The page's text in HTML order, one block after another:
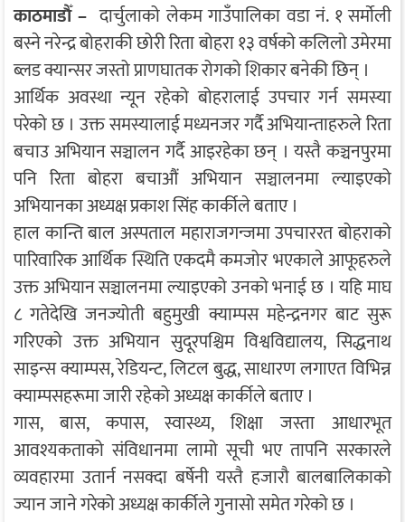
काठमाडाैँ – दार्चुलाको लेकम गाउँपालिका वडा नं. १ सर्माेली
बस्ने नरेन्द्र बोहराकी छोरी रिता बोहरा १३ वर्षको कलिलो उमेरमा
ब्लड क्यान्सर जस्तो प्राणघातक रोगको शिकार बनेकी छिन् ।
आर्थिक अवस्था न्यून रहेको बोहरालाई उपचार गर्न समस्या
परेको छ । उक्त समस्यालाई मध्यनजर गर्दै अभियान्ताहरुले रिता
बचाउ अभियान सञ्चालन गर्दै आइरहेका छन् । यस्तै कञ्चनपुरमा
पनि रिता बोहरा बचाऔं अभियान सञ्चालनमा ल्याइएको
अभियानका अध्यक्ष प्रकाश सिंह कार्कीले बताए ।
हाल कान्ति बाल अस्पताल महाराजगन्जमा उपचाररत बोहराको
पारिवारिक आर्थिक स्थिति एकदमै कमजोर भएकाले आफूहरुले
उक्त अभियान सञ्चालनमा ल्याइएको उनको भनाई छ । यहि माघ
८ गतेदेखि जनज्योती बहुमुखी क्याम्पस महेन्द्रनगर बाट सुरू
गरिएको उक्त अभियान सुदूरपश्चिम विश्वविद्यालय, सिद्धनाथ
साइन्स क्याम्पस, रेडियन्ट, लिटल बुद्ध, साधारण लगाएत विभिन्न
क्याम्पसहरूमा जारी रहेको अध्यक्ष कार्कीले बताए ।
गास, बास, कपास, स्वास्थ्य, शिक्षा जस्ता आधारभूत
आवश्यकताको संविधानमा लामो सूची भए तापनि सरकारले
व्यवहारमा उतार्न नसक्दा बर्षेनी यस्तै हजारौ बालबालिकाको
ज्यान जाने गरेको अध्यक्ष कार्कीले गुनासो समेत गरेको छ ।